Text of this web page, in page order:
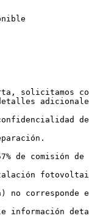
solicitamos
de comisión
no
información